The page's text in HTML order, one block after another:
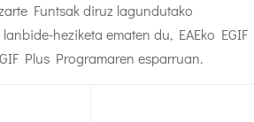
Funtsak diruz lagundutako
heziketa ematen du, EAEko EGIF
Plus Programaren esparruan.